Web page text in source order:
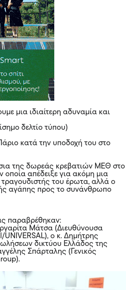
μια ιδιαίτερη αδυναμία και
δελτίο τύπου)
κατά την υποδοχή του στο
της δωρεάς κρεβατιών ΜΕΘ στο
οποία απέδειξε για ακόμη μια
τραγουδιστής του έρωτα, αλλά ο
αγάπης προς το συνάνθρωπο
παραβρέθηκαν:
Μάτσα (Διευθύνουσα
ο κ. Δημήτρης
δικτύου Ελλάδος της
Σπάρταλης (Γενικός